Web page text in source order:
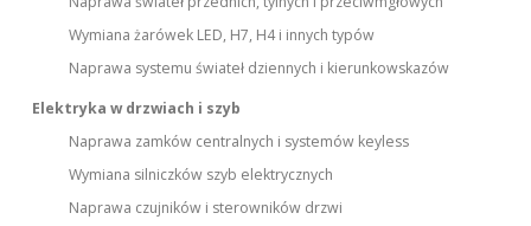
Wymiana żarówek LED, H7, H4 i innych typów
Naprawa systemu świateł dziennych i kierunkowskazów
Elektryka w drzwiach i szyb
Naprawa zamków centralnych i systemów keyless
Wymiana silniczków szyb elektrycznych
Naprawa czujników i sterowników drzwi